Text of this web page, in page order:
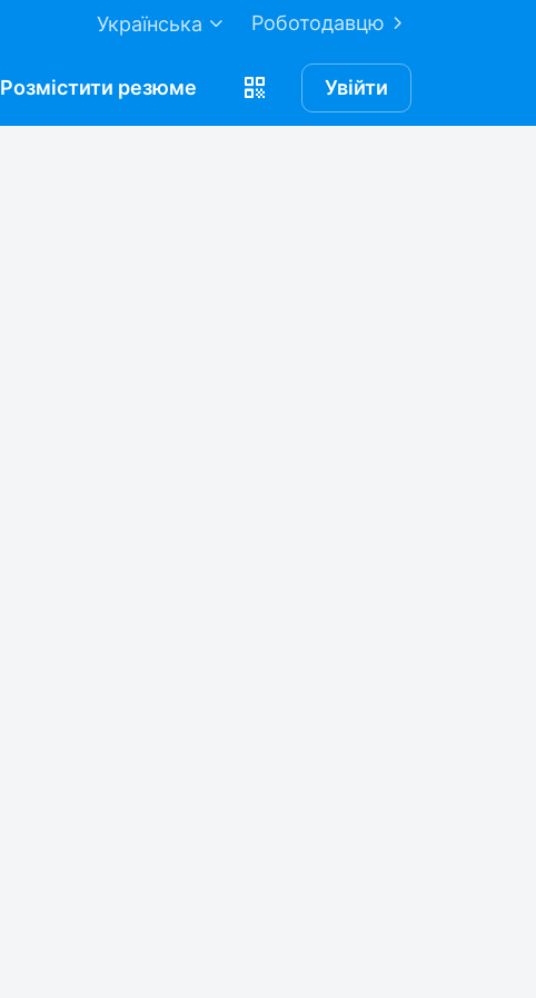
Роботодавцю
Українська
Розмістити резюме Увійти